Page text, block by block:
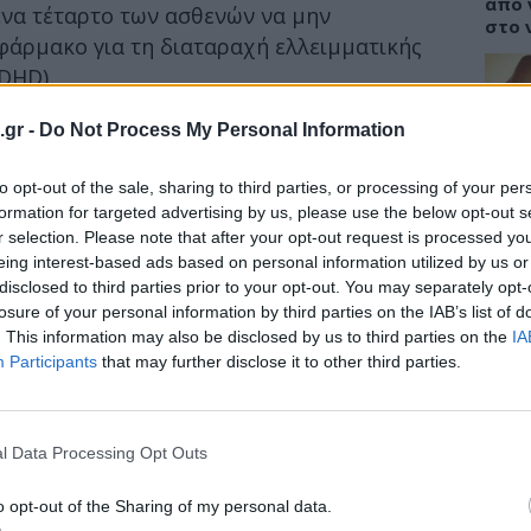
- Do Not Process My Personal Information
opt-out of the sale, sharing to third parties, or processing of your
for targeted advertising by us, please use the below opt-out
selection. Please note that after your opt-out request is processed
interest-based ads based on personal information utilized by us
to third parties prior to your opt-out. You may separately
of your personal information by third parties on the IAB’s list of
This information may also be disclosed by us to third parties on the
Participants that may further disclose it to other third parties.
Data Processing Opt Outs
opt-out of the Sharing of my personal data.
τέταρτο των ασθενών να μην
για τη διαταραχή ελλειμματικής
για να ρίχνει την υψηλή
παρενέργειες, πιστεύουν οι
στο επιστημονικό
, διαπίστωσε ότι η αμλοδιπίνη μπορεί
στον εγκέφαλο που εκπέμπουν πάρα
υπερκινητικότητα.
στο
στα